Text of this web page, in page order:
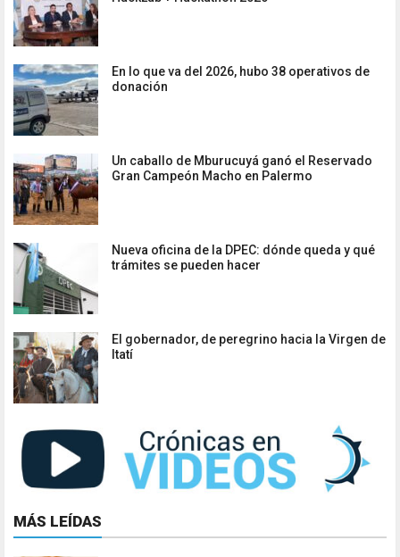
En lo que va del 2026, hubo 38 operativos de
donación
Un caballo de Mburucuyá ganó el Reservado
Gran Campeón Macho en Palermo
Nueva oficina de la DPEC: dónde queda y qué
trámites se pueden hacer
El gobernador, de peregrino hacia la Virgen de
Itatí
MÁS LEÍDAS